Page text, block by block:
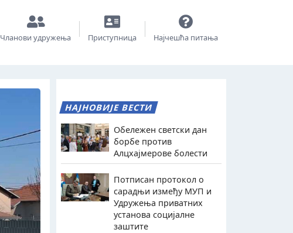
Чланови удружења Приступница Најчешћа питања
НАЈНОВИЈЕ ВЕСТИ
Обележен светски дан
борбе против
Алцхајмерове болести
Потписан протокол о
сарадњи између МУП и
Удружења приватних
установа социјалне
заштите